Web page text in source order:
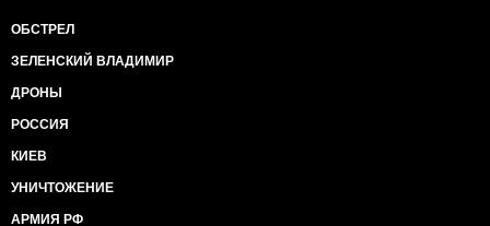
ОБСТРЕЛ
ЗЕЛЕНСКИЙ ВЛАДИМИР
ДРОНЫ
РОССИЯ
КИЕВ
УНИЧТОЖЕНИЕ
АРМИЯ РФ